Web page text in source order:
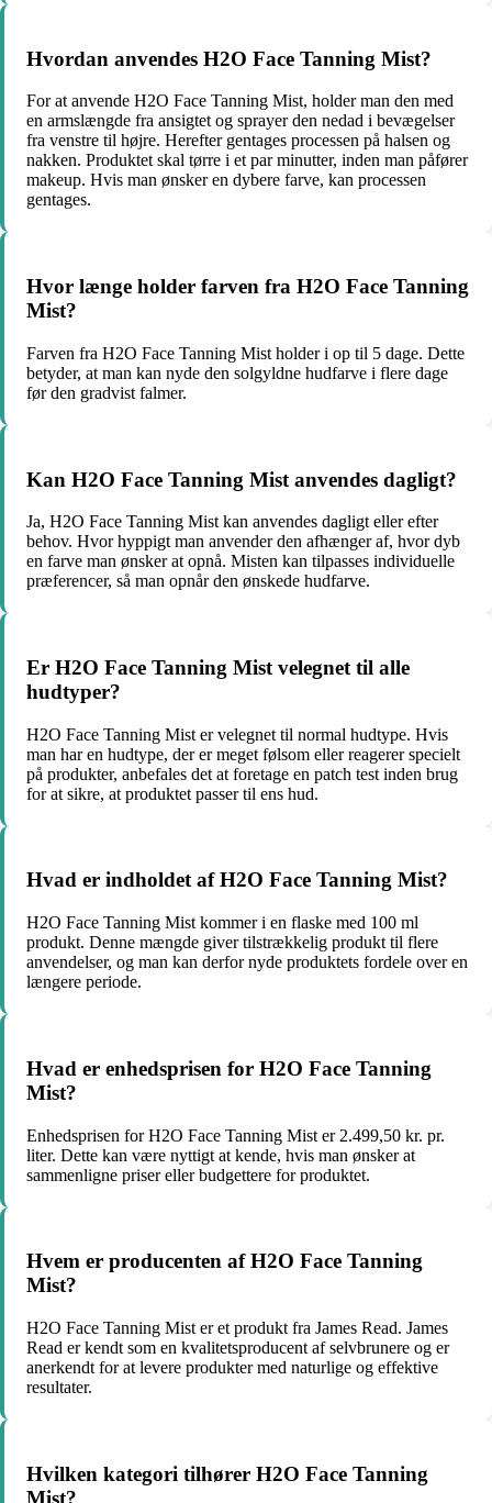
Hvordan anvendes H2O Face Tanning Mist?
For at anvende H2O Face Tanning Mist, holder man den med
en armslængde fra ansigtet og sprayer den nedad i bevægelser
fra venstre til højre. Herefter gentages processen på halsen og
nakken. Produktet skal tørre i et par minutter, inden man påfører
makeup. Hvis man ønsker en dybere farve, kan processen
gentages.
Hvor længe holder farven fra H2O Face Tanning
Mist?
Farven fra H2O Face Tanning Mist holder i op til 5 dage. Dette
betyder, at man kan nyde den solgyldne hudfarve i flere dage
før den gradvist falmer.
Kan H2O Face Tanning Mist anvendes dagligt?
Ja, H2O Face Tanning Mist kan anvendes dagligt eller efter
behov. Hvor hyppigt man anvender den afhænger af, hvor dyb
en farve man ønsker at opnå. Misten kan tilpasses individuelle
præferencer, så man opnår den ønskede hudfarve.
Er H2O Face Tanning Mist velegnet til alle
hudtyper?
H2O Face Tanning Mist er velegnet til normal hudtype. Hvis
man har en hudtype, der er meget følsom eller reagerer specielt
på produkter, anbefales det at foretage en patch test inden brug
for at sikre, at produktet passer til ens hud.
Hvad er indholdet af H2O Face Tanning Mist?
H2O Face Tanning Mist kommer i en flaske med 100 ml
produkt. Denne mængde giver tilstrækkelig produkt til flere
anvendelser, og man kan derfor nyde produktets fordele over en
længere periode.
Hvad er enhedsprisen for H2O Face Tanning
Mist?
Enhedsprisen for H2O Face Tanning Mist er 2.499,50 kr. pr.
liter. Dette kan være nyttigt at kende, hvis man ønsker at
sammenligne priser eller budgettere for produktet.
Hvem er producenten af H2O Face Tanning
Mist?
H2O Face Tanning Mist er et produkt fra James Read. James
Read er kendt som en kvalitetsproducent af selvbrunere og er
anerkendt for at levere produkter med naturlige og effektive
resultater.
Hvilken kategori tilhører H2O Face Tanning
Mist?